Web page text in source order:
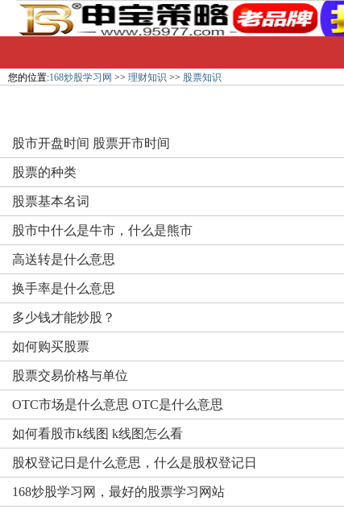
您的位置:168炒股学习网 >> 理财知识 >> 股票知识
股市开盘时间 股票开市时间
股票的种类
股票基本名词
股市中什么是牛市，什么是熊市
高送转是什么意思
换手率是什么意思
多少钱才能炒股？
如何购买股票
股票交易价格与单位
OTC市场是什么意思 OTC是什么意思
如何看股市k线图 k线图怎么看
股权登记日是什么意思，什么是股权登记日
168炒股学习网，最好的股票学习网站